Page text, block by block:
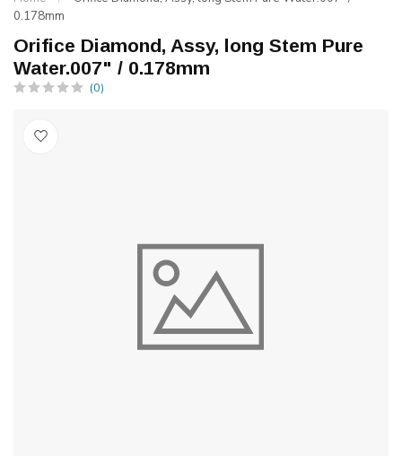
0.178mm
Orifice Diamond, Assy, long Stem Pure
Water.007" / 0.178mm
(0)